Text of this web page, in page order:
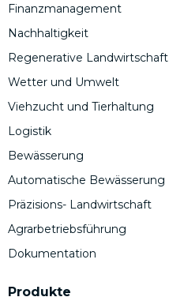
Finanzmanagement
Nachhaltigkeit
Regenerative Landwirtschaft
Wetter und Umwelt
Viehzucht und Tierhaltung
Logistik
Bewässerung
Automatische Bewässerung
Präzisions- Landwirtschaft
Agrarbetriebsführung
Dokumentation
Produkte